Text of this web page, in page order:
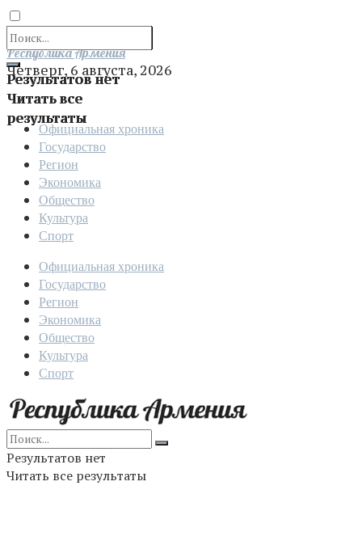
Результатов нет
Читать все
результаты
Отправить
Республика Армения
Четверг, 6 августа, 2026
Официальная хроника
Государство
Регион
Экономика
Общество
Культура
Спорт
Официальная хроника
Государство
Регион
Экономика
Общество
Культура
Спорт
Результатов нет
Читать все результаты